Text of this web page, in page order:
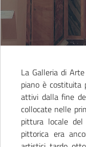
La Galleria di
piano è costituita
attivi dalla fine
collocate nelle
pittura locale
pittorica era